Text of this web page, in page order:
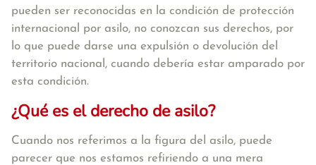
pueden ser reconocidas en la condición de protección
internacional por asilo, no conozcan sus derechos, por
lo que puede darse una expulsión o devolución del
territorio nacional, cuando debería estar amparado por
esta condición.
¿Qué es el derecho de asilo?
Cuando nos referimos a la figura del asilo, puede
parecer que nos estamos refiriendo a una mera